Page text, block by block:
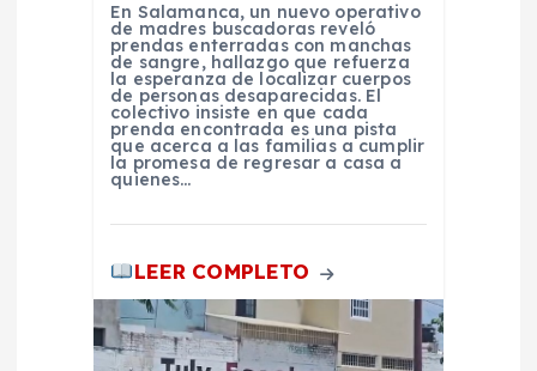
En Salamanca, un nuevo operativo
de madres buscadoras reveló
prendas enterradas con manchas
de sangre, hallazgo que refuerza
la esperanza de localizar cuerpos
de personas desaparecidas. El
colectivo insiste en que cada
prenda encontrada es una pista
que acerca a las familias a cumplir
la promesa de regresar a casa a
quienes…
LEER COMPLETO